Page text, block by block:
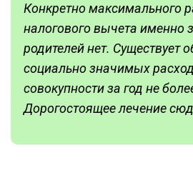
Конкретно максимального
налогового вычета именно
родителей нет. Существует
социально значимых
совокупности за год не
Дорогостоящее лечение